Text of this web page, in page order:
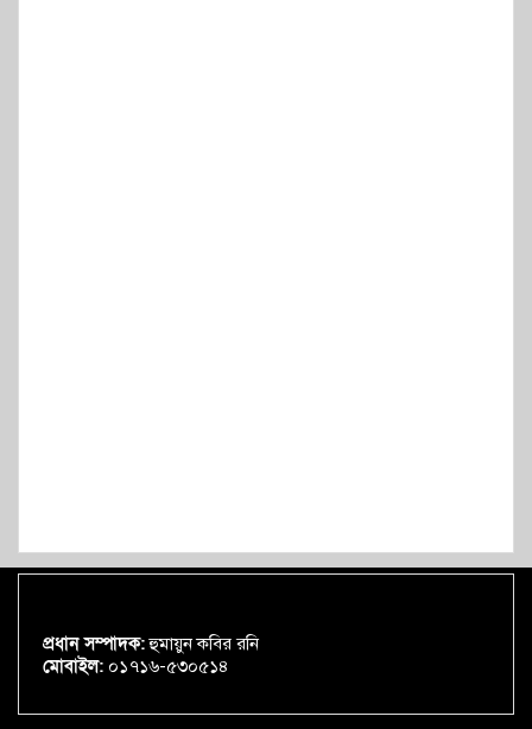
প্রধান সম্পাদক:হুমায়ুন কবির রনি
মোবাইল: ০১৭১৬-৫৩০৫১৪